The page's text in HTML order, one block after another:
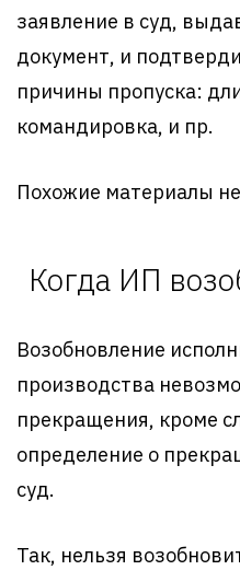
заявление в суд,
документ, и
причины пропуска:
командировка, и пр.
Похожие материалы
Когда ИП
Возобновление
производства
прекращения, кроме
определение о
суд.
Так, нельзя